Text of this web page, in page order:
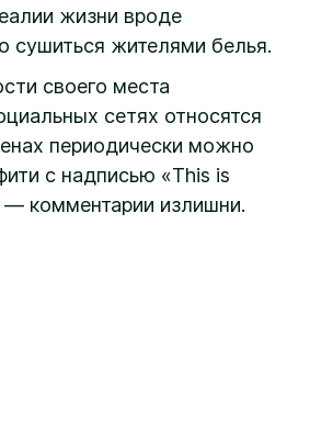
жизни вроде
сушиться жителями белья.
своего места
сетях относятся
периодически можно
с надписью «This is
— комментарии излишни.